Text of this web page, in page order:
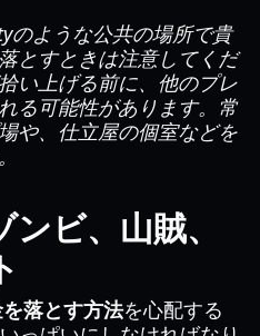
のような公共の場所で貴
とすときは注意してくだ
い上げる前に、他のプレ
る可能性があります。常
や、仕立屋の個室などを
ビ、山賊、
落とす方法を心配する